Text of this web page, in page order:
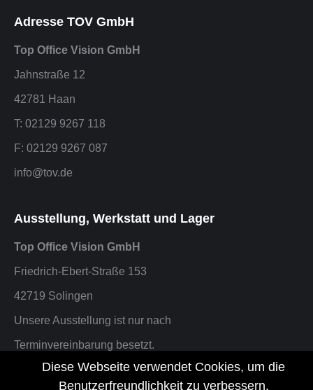
Adresse TOV GmbH
Top Office Vision GmbH
Jahnstraße 12
42781 Haan
T: 02129 9267 118
F: 02129 9267 087
info@tov.de
Ausstellung, Werkstatt und Lager
Top Office Vision GmbH
Friedrich-Ebert-Straße 153
42719 Solingen
Unsere Ausstellung ist nur nach
Terminvereinbarung besetzt.
F: 02129 9267 087 oder info@tov.de
Diese Webseite verwendet Cookies, um die
Benutzerfreundlichkeit zu verbessern.